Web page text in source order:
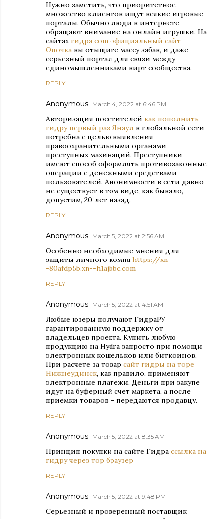
Нужно заметить, что приоритетное
множество клиентов ищут всякие игровые
порталы. Обычно люди в интернете
обращают внимание на онлайн игрушки. На
сайтах гидра com официальный сайт
Опочка вы отыщите массу забав, и даже
серьезный портал для связи между
единомышленниками вирт сообщества.
REPLY
Anonymous March 4, 2022 at 6:46 PM
Авторизация посетителей как пополнить
гидру первый раз Янаул в глобальной сети
потребна с целью выявления
правоохранительными органами
преступных махинаций. Преступники
имеют способ оформлять противозаконные
операции с денежными средствами
пользователей. Анонимности в сети давно
не существует в том виде, как бывало,
допустим, 20 лет назад.
REPLY
Anonymous March 5, 2022 at 2:56 AM
Особенно необходимые мнения для
защиты личного компа https://xn-
-80afdp5b.xn--h1ajbbc.com
REPLY
Anonymous March 5, 2022 at 4:51 AM
Любые юзеры получают ГидраРУ
гарантированную поддержку от
владельцев проекта. Купить любую
продукцию на Hydra запросто при помощи
электронных кошельков или биткоинов.
При расчете за товар сайт гидры на торе
Нижнеудинск, как правило, применяют
электронные платежи. Деньги при закупе
идут на буферный счет маркета, а после
приемки товаров – передаются продавцу.
REPLY
Anonymous March 5, 2022 at 8:35 AM
Принцип покупки на сайте Гидра ссылка на
гидру через тор браузер
REPLY
Anonymous March 5, 2022 at 9:48 PM
Серьезный и проверенный поставщик